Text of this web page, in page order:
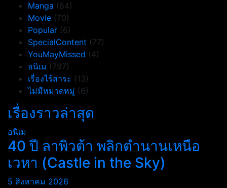
Manga (84)
Movie (70)
Popular (6)
SpecialContent (77)
YouMayMissed (4)
อนิเม (797)
เรื่องไร้สาระ (13)
ไม่มีหมวดหมู่ (6)
เรื่องราวล่าสุด
อนิเม
40 ปี ลาพิวต้า พลิกตำนานเหนือ
เวหา (Castle in the Sky)
5 สิงหาคม 2026